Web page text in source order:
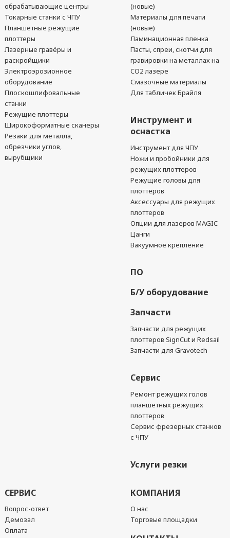
обрабатывающие центры
Токарные станки с ЧПУ
Планшетные режущие
плоттеры
Лазерные гравёры и
раскройщики
Электроэрозионное
оборудование
Плоскошлифовальные
станки
Режущие плоттеры
Широкоформатные сканеры
Резаки для металла,
обрезчики углов,
вырубщики
(новые)
Материалы для печати
(новые)
Ламинационная пленка
Пасты, спреи, скотчи для
гравировки на металлах на
CO2 лазере
Смазочные материалы
Для табличек Брайля
Инструмент и
оснастка
Инструмент для ЧПУ
Ножи и пробойники для
режущих плоттеров
Режущие головы для
плоттеров
Аксессуары для режущих
плоттеров
Опции для лазеров MAGIC
Цанги
Вакуумное крепление
ПО
Б/У оборудование
Запчасти
Запчасти для режущих
плоттеров SignCut и Redsail
Запчасти для Gravotech
Сервис
Ремонт режущих голов
планшетных режущих
плоттеров
Сервис фрезерных станков
с ЧПУ
Услуги резки
СЕРВИС
Вопрос-ответ
Демозал
Оплата
КОМПАНИЯ
О нас
Торговые площадки